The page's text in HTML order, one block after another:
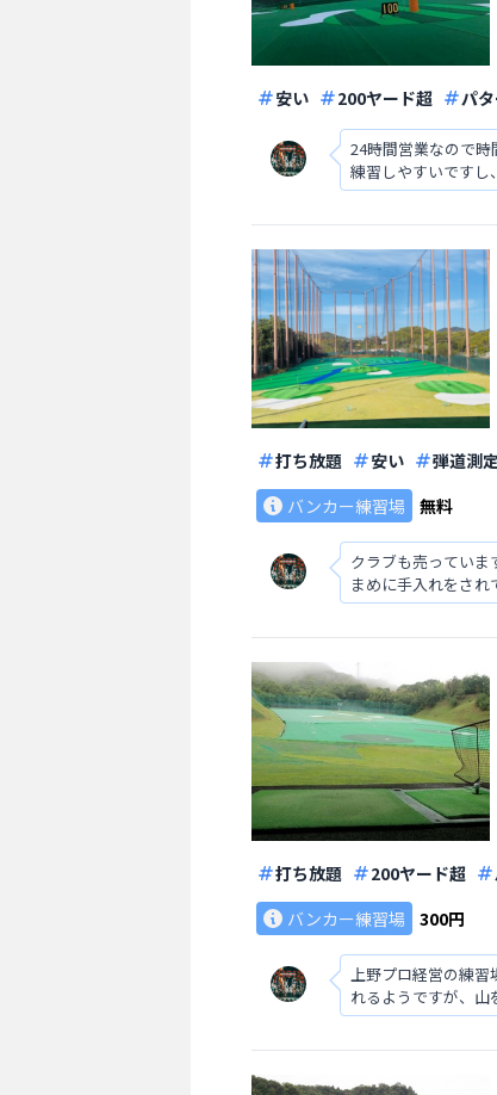
安い
200ヤード超 パ
24時間営業なので
練習しやすいですし
す。
打ち放題
安い 弾道測
バンカー練習場
無料
クラブも売ってい
まめに手入れをされ
打ち放題
200ヤード超
バンカー練習場
300円
上野プロ経営の練習
れるようですが、山
リニューアルされ